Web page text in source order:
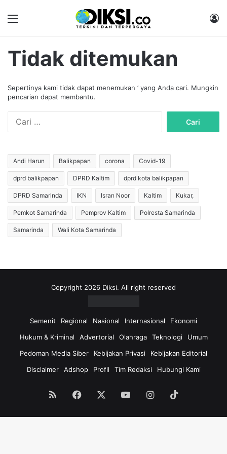
Tidak ditemukan
Sepertinya kami tidak dapat menemukan ’ yang Anda cari. Mungkin
pencarian dapat membantu.
u
n
t
u
k
:
Andi Harun Balikpapan corona Covid-19
dprd balikpapan DPRD Kaltim dprd kota balikpapan
DPRD Samarinda IKN Isran Noor Kaltim Kukar,
Pemkot Samarinda Pemprov Kaltim Polresta Samarinda
Samarinda Wali Kota Samarinda
Copyright 2026 Diksi. All right reserved
Semenit Regional Nasional Internasional
Ekonomi
Hukum & Kriminal
Advertorial Olahraga Teknologi
Umum
Pedoman Media Siber
Kebijakan Privasi
Kebijakan Editorial
Disclaimer
Adshop Profil Tim Redaksi Hubungi Kami
RSS Facebook YouTubeInstagram